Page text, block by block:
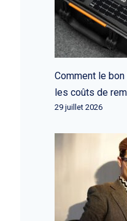
Comment le
les coûts de
29 juillet 2026